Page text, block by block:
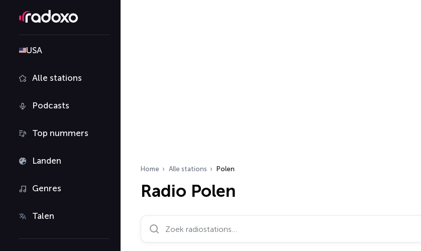
USA
Alle stations
Podcasts
Top nummers
Landen
Genres
Talen
Home Alle stations Polen
Radio Polen
Zoek radiostations…